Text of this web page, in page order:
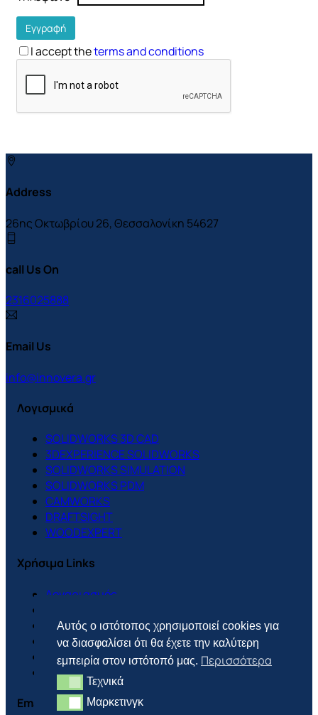
I accept theterms and conditions
Address
26ης Οκτωβρίου 26, Θεσσαλονίκη 54627
call Us On
2316025888
Email Us
info@innovera.gr
Λογισμικά
SOLIDWORKS 3D CAD
3DEXPERIENCE SOLIDWORKS
SOLIDWORKS SIMULATION
SOLIDWORKS PDM
CAMWORKS
DRAFTSIGHT
WOODEXPERT
Χρήσιμα Links
Λογαριασμός
Πολιτική Cookies
Πολιτική Απορρήτου
Πολιτική Επιστροφών
Τρόποι Πληρωμής & Αποστολής
Email
Αυτός ο ιστότοπος χρησιμοποιεί cookies για
να διασφαλίσει ότι θα έχετε την καλύτερη
εμπειρία στον ιστότοπό μας. Περισσότερα
ΤεχνικάΤεχνικά
ΜαρκετινγκΜαρκετινγκ